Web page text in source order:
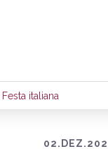
dados para
notícias da região.
Festa italiana